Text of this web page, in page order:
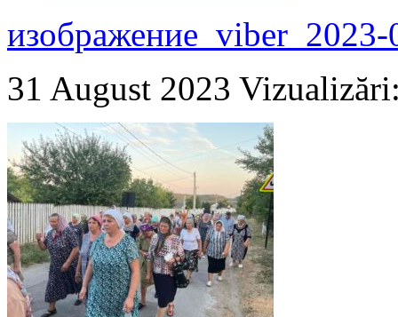
31 August 2023